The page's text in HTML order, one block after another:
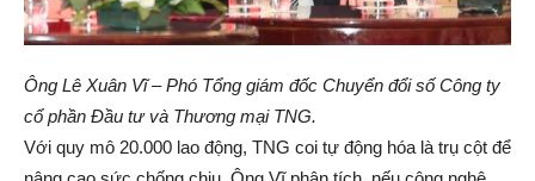
Ông Lê Xuân Vĩ – Phó Tổng giám đốc Chuyển đổi số Công ty
cổ phần Đầu tư và Thương mại TNG.
Với quy mô 20.000 lao động, TNG coi tự động hóa là trụ cột để